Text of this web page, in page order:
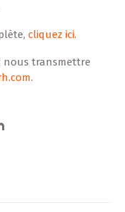
cliquez ici.
nous transmettre
.